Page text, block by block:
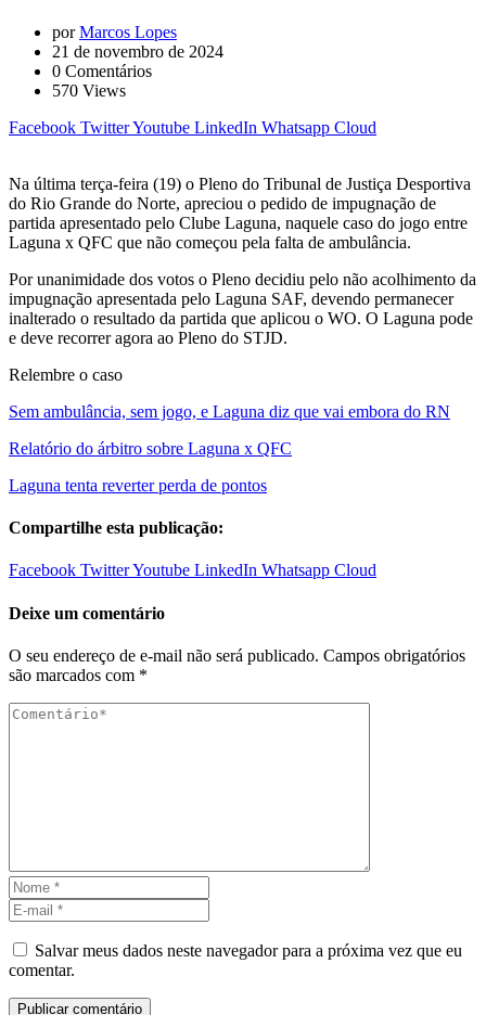
porMarcos Lopes
21 de novembro de 2024
0 Comentários
570 Views
Facebook TwitterYoutube LinkedIn Whatsapp Cloud
Na última terça-feira (19) o Pleno do Tribunal de Justiça Desportiva
do Rio Grande do Norte, apreciou o pedido de impugnação de
partida apresentado pelo Clube Laguna, naquele caso do jogo entre
Laguna x QFC que não começou pela falta de ambulância.
Por unanimidade dos votos o Pleno decidiu pelo não acolhimento da
impugnação apresentada pelo Laguna SAF, devendo permanecer
inalterado o resultado da partida que aplicou o WO. O Laguna pode
e deve recorrer agora ao Pleno do STJD.
Relembre o caso
Sem ambulância, sem jogo, e Laguna diz que vai embora do RN
Relatório do árbitro sobre Laguna x QFC
Laguna tenta reverter perda de pontos
Compartilhe esta publicação:
Facebook TwitterYoutube LinkedIn Whatsapp Cloud
Deixe um comentário
O seu endereço de e-mail não será publicado. Campos obrigatórios
são marcados com *
Salvar meus dados neste navegador para a próxima vez que eu
comentar.